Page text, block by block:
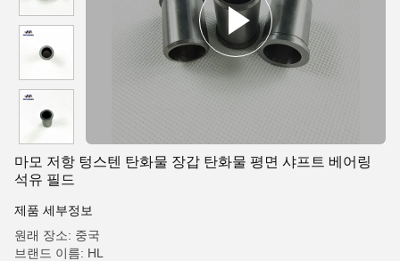
마모 저항 텅스텐 탄화물 장갑 탄화물 평면 샤프트 베어링
석유 필드
제품 세부정보
원래 장소: 중국
브랜드 이름: HL